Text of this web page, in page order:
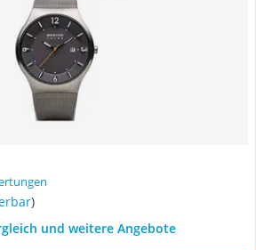
)
und weitere Angebote